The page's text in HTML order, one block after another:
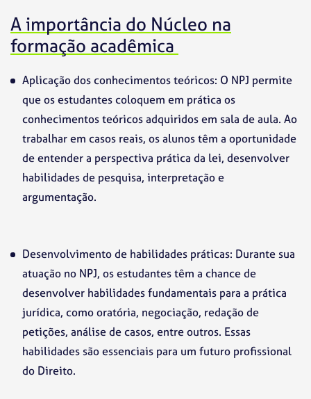
A importância do Núcleo na
formação acadêmica
Aplicação dos conhecimentos teóricos: O NPJ permite
que os estudantes coloquem em prática os
conhecimentos teóricos adquiridos em sala de aula. Ao
trabalhar em casos reais, os alunos têm a oportunidade
de entender a perspectiva prática da lei, desenvolver
habilidades de pesquisa, interpretação e
argumentação.
Desenvolvimento de habilidades práticas: Durante sua
atuação no NPJ, os estudantes têm a chance de
desenvolver habilidades fundamentais para a prática
jurídica, como oratória, negociação, redação de
petições, análise de casos, entre outros. Essas
habilidades são essenciais para um futuro profissional
do Direito.